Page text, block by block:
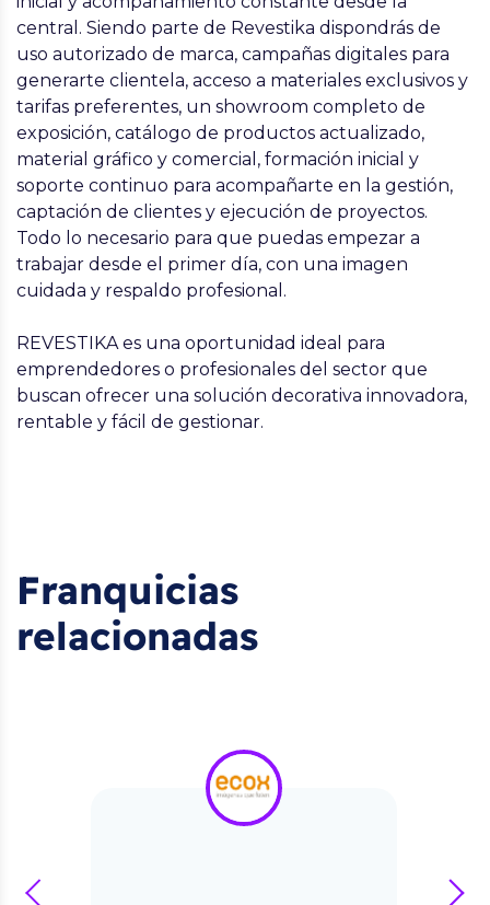
central. Siendo parte de Revestika dispondrás de
uso autorizado de marca, campañas digitales para
generarte clientela, acceso a materiales exclusivos y
tarifas preferentes, un showroom completo de
exposición, catálogo de productos actualizado,
material gráfico y comercial, formación inicial y
soporte continuo para acompañarte en la gestión,
captación de clientes y ejecución de proyectos.
Todo lo necesario para que puedas empezar a
trabajar desde el primer día, con una imagen
cuidada y respaldo profesional.
REVESTIKA es una oportunidad ideal para
emprendedores o profesionales del sector que
buscan ofrecer una solución decorativa innovadora,
rentable y fácil de gestionar.
Franquicias
relacionadas
prev